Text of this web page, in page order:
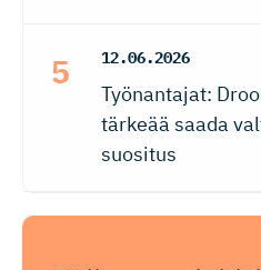
12.06.2026
Työnantajat:
tärkeää saada
suositus